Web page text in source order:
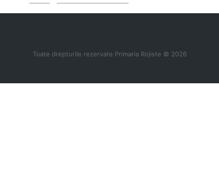
Toate drepturile rezervate Primaria Rojiste © 2026